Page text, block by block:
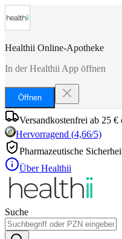
Healthii Online-Apotheke
In der Healthii App öffnen
Öffnen
Versandkostenfrei ab 25
Hervorragend (4,66/5)
Pharmazeutische
Über Healthii
Suche